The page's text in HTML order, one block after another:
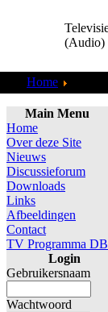
(Audio)
Home
Main Menu
Home
Over deze Site
Nieuws
Discussieforum
Downloads
Links
Afbeeldingen
Contact
TV Programma DB
Login
Gebruikersnaam
Wachtwoord